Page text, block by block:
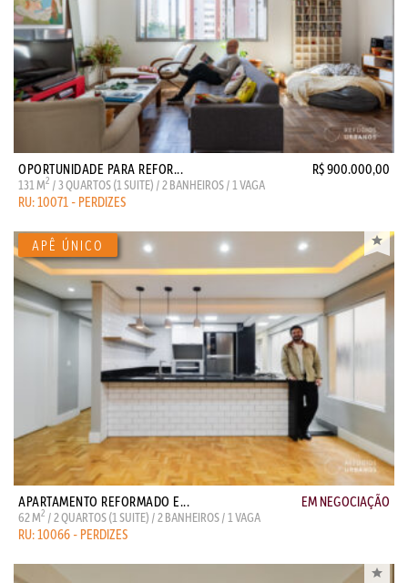
OPORTUNIDADE PARA REFOR... R$ 900.000,00
131 M2 / 3 QUARTOS (1 SUITE) / 2 BANHEIROS / 1 VAGA
RU: 10071 - PERDIZES
APARTAMENTO REFORMADO E... EM NEGOCIAÇÃO
62 M2 / 2 QUARTOS (1 SUITE) / 2 BANHEIROS / 1 VAGA
RU: 10066 - PERDIZES